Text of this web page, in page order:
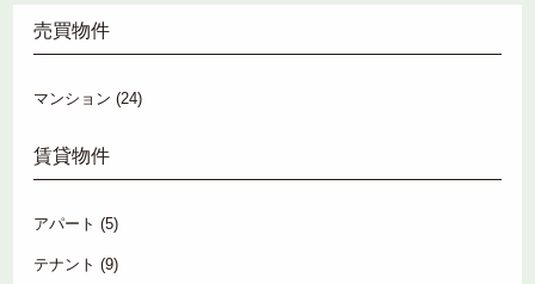
売買物件
マンション (24)
賃貸物件
アパート (5)
テナント (9)